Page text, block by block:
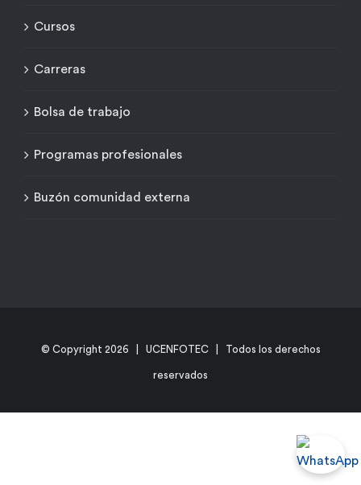
Cursos
Carreras
Bolsa de trabajo
Programas profesionales
Buzón comunidad externa
© Copyright 2026 | UCENFOTEC | Todos los derechos
reservados